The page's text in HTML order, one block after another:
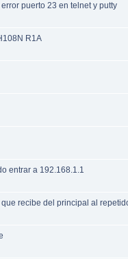
puerto 23 en telnet y putty
R1A
entrar a 192.168.1.1
recibe del principal al